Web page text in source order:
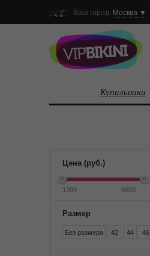
Ваш город: Москва ▼
Купальники
Цена (руб.)
Размер
Без размера 42 44 46